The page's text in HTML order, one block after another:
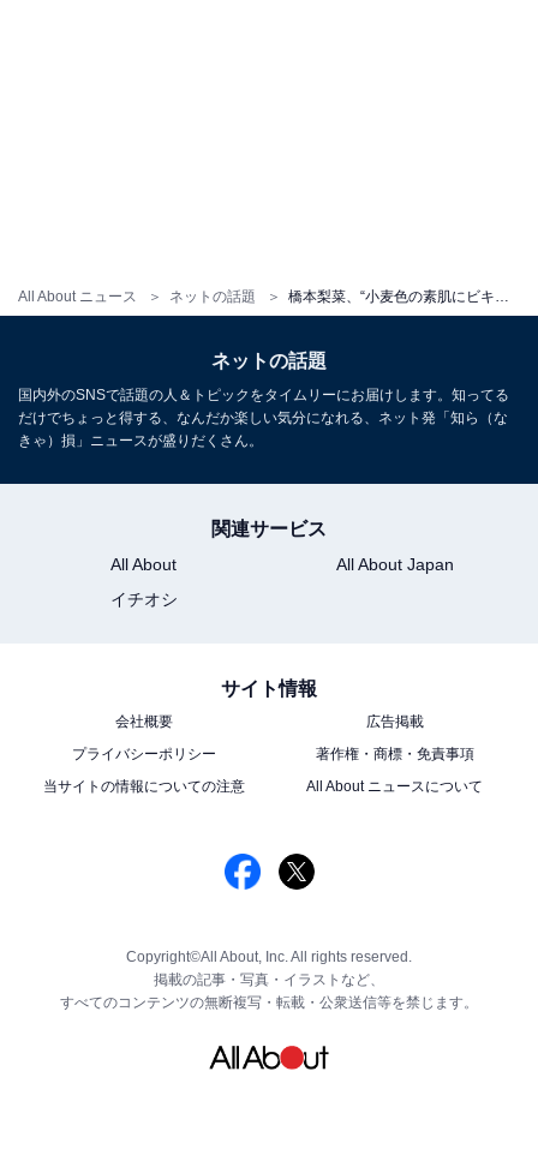
All About ニュース ネットの話題
ネットの話題
国内外のSNSで話題の人＆トピックをタイムリーにお届けします。知ってる
だけでちょっと得する、なんだか楽しい気分になれる、ネット発「知ら（な
きゃ）損」ニュースが盛りだくさん。
関連サービス
All About
All About Japan
イチオシ
サイト情報
会社概要
広告掲載
プライバシーポリシー
著作権・商標・免責事項
当サイトの情報についての注意
All About ニュースについて
Copyright©All About, Inc. All rights reserved.
掲載の記事・写真・イラストなど、
すべてのコンテンツの無断複写・転載・公衆送信等を禁じます。